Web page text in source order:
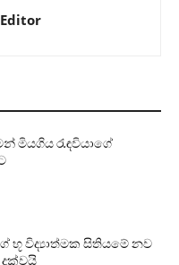
මියගිය රැඳවියාගේ
භූ විද්‍යාත්මක සිතියමේ නව
දක්වයි